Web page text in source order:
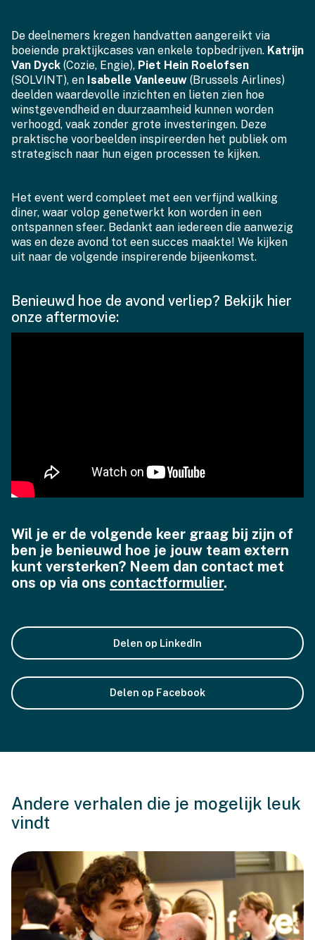
De deelnemers kregen handvatten aangereikt via
boeiende praktijkcases van enkele topbedrijven. Katrijn
Van Dyck (Cozie, Engie), Piet Hein Roelofsen
(SOLVINT), en Isabelle Vanleeuw (Brussels Airlines)
deelden waardevolle inzichten en lieten zien hoe
winstgevendheid en duurzaamheid kunnen worden
verhoogd, vaak zonder grote investeringen. Deze
praktische voorbeelden inspireerden het publiek om
strategisch naar hun eigen processen te kijken.
Het event werd compleet met een verfijnd walking
diner, waar volop genetwerkt kon worden in een
ontspannen sfeer. Bedankt aan iedereen die aanwezig
was en deze avond tot een succes maakte! We kijken
uit naar de volgende inspirerende bijeenkomst.
Benieuwd hoe de avond verliep? Bekijk hier
onze aftermovie:
Wil je er de volgende keer graag bij zijn of
ben je benieuwd hoe je jouw team extern
kunt versterken? Neem dan contact met
ons op via ons contactformulier.
Delen op LinkedIn
Delen op Facebook
Andere verhalen die je mogelijk leuk
vindt